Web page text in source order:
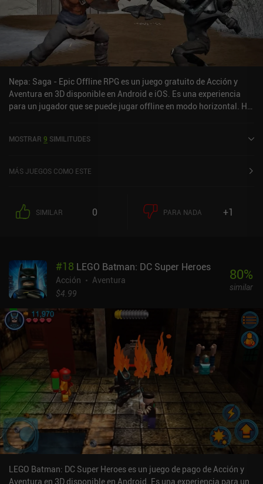
Nepa: Saga - Epic Offline RPG es un juego gratuito de Acción y
Aventura en 3D disponible en Android e iOS. Es una experiencia
para un jugador que se puede jugar offline en modo horizontal. Ha
una valoración actual de 4,3 sobre 5,0 en Google Play y de 4,3
MOSTRAR 9 SIMILITUDES
MÁS JUEGOS COMO ESTE
SIMILAR 0 PARA NADA +1
#18 LEGO Batman: DC Super Heroes
Acción
Aventura
$4.99
80%
similar
LEGO Batman: DC Super Heroes es un juego de pago de Acción y
Aventura en 3D disponible en Android. Es una experiencia para un